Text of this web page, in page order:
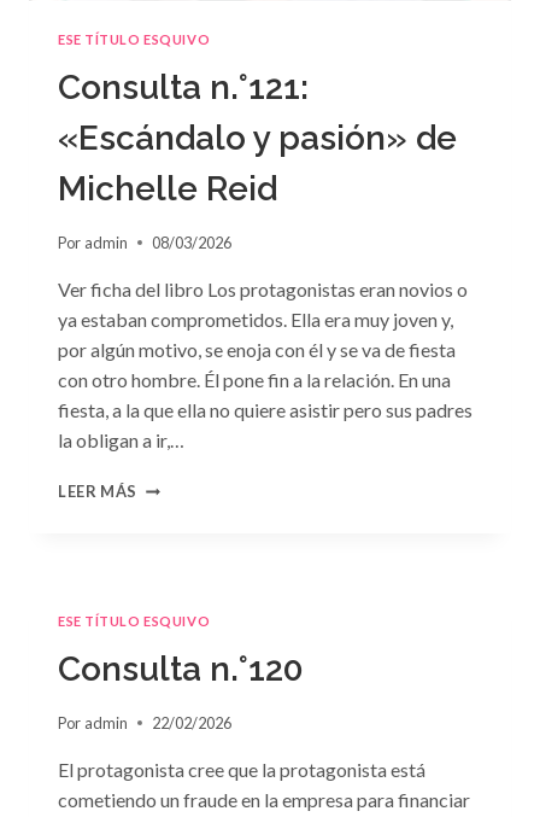
ESE TÍTULO ESQUIVO
Consulta n.°121:
«Escándalo y pasión» de
Michelle Reid
Por admin 08/03/2026
Ver ficha del libro Los protagonistas eran novios o
ya estaban comprometidos. Ella era muy joven y,
por algún motivo, se enoja con él y se va de fiesta
con otro hombre. Él pone fin a la relación. En una
fiesta, a la que ella no quiere asistir pero sus padres
la obligan a ir,…
LEER MÁS CONSULTA
DE
MICHELLE
REID
ESE TÍTULO ESQUIVO
Consulta n.°120
Por admin 22/02/2026
El protagonista cree que la protagonista está
cometiendo un fraude en la empresa para financiar